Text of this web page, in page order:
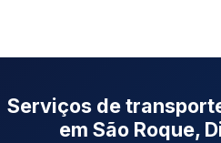
Serviços de
em São Roque,